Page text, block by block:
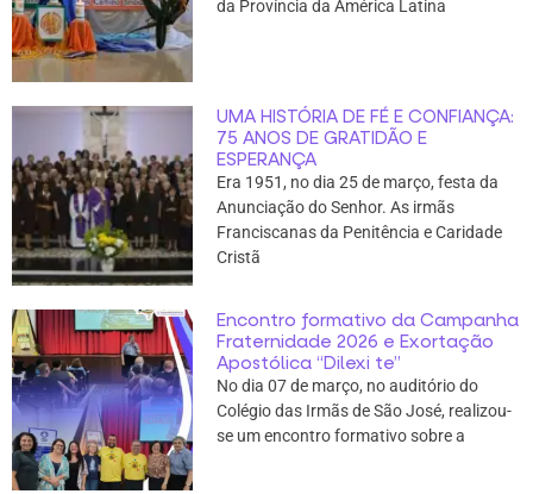
da Província da América Latina
UMA HISTÓRIA DE FÉ E CONFIANÇA:
75 ANOS DE GRATIDÃO E
ESPERANÇA
Era 1951, no dia 25 de março, festa da
Anunciação do Senhor. As irmãs
Franciscanas da Penitência e Caridade
Cristã
Encontro formativo da Campanha
Fraternidade 2026 e Exortação
Apostólica “Dilexi te”
No dia 07 de março, no auditório do
Colégio das Irmãs de São José, realizou-
se um encontro formativo sobre a